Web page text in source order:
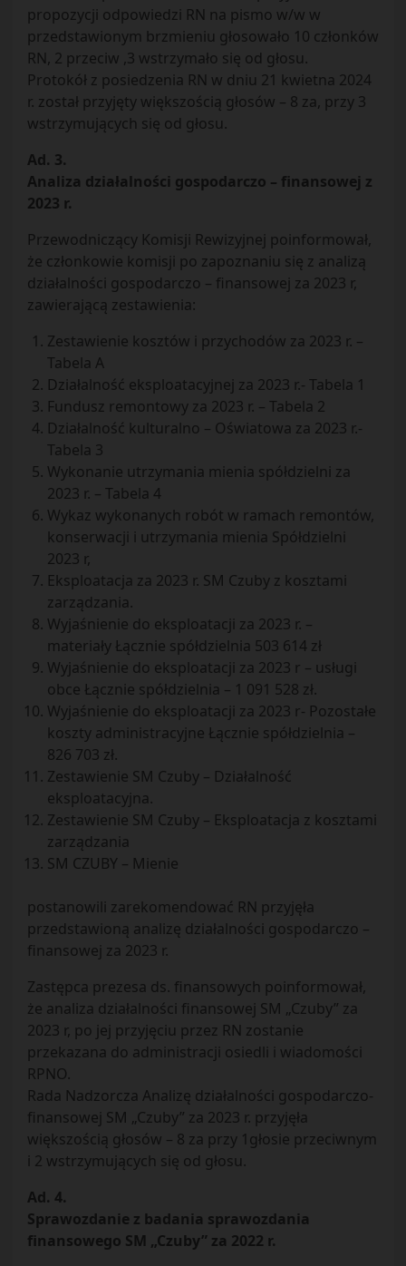
propozycji odpowiedzi RN na pismo w/w w
przedstawionym brzmieniu głosowało 10 członków
RN, 2 przeciw ,3 wstrzymało się od głosu.
Protokół z posiedzenia RN w dniu 21 kwietna 2024
r. został przyjęty większością głosów – 8 za, przy 3
wstrzymujących się od głosu.
Ad. 3.
Analiza działalności gospodarczo – finansowej z
2023 r.
Przewodniczący Komisji Rewizyjnej poinformował,
że członkowie komisji po zapoznaniu się z analizą
działalności gospodarczo – finansowej za 2023 r,
zawierającą zestawienia:
Zestawienie kosztów i przychodów za 2023 r. –
Tabela A
Działalność eksploatacyjnej za 2023 r.- Tabela 1
Fundusz remontowy za 2023 r. – Tabela 2
Działalność kulturalno – Oświatowa za 2023 r.-
Tabela 3
Wykonanie utrzymania mienia spółdzielni za
2023 r. – Tabela 4
Wykaz wykonanych robót w ramach remontów,
konserwacji i utrzymania mienia Spółdzielni
2023 r,
Eksploatacja za 2023 r. SM Czuby z kosztami
zarządzania.
Wyjaśnienie do eksploatacji za 2023 r. –
materiały Łącznie spółdzielnia 503 614 zł
Wyjaśnienie do eksploatacji za 2023 r – usługi
obce Łącznie spółdzielnia – 1 091 528 zł.
Wyjaśnienie do eksploatacji za 2023 r- Pozostałe
koszty administracyjne Łącznie spółdzielnia –
826 703 zł.
Zestawienie SM Czuby – Działalność
eksploatacyjna.
Zestawienie SM Czuby – Eksploatacja z kosztami
zarządzania
SM CZUBY – Mienie
postanowili zarekomendować RN przyjęła
przedstawioną analizę działalności gospodarczo –
finansowej za 2023 r.
Zastępca prezesa ds. finansowych poinformował,
że analiza działalności finansowej SM „Czuby” za
2023 r, po jej przyjęciu przez RN zostanie
przekazana do administracji osiedli i wiadomości
RPNO.
Rada Nadzorcza Analizę działalności gospodarczo-
finansowej SM „Czuby” za 2023 r. przyjęła
większością głosów – 8 za przy 1głosie przeciwnym
i 2 wstrzymujących się od głosu.
Ad. 4.
Sprawozdanie z badania sprawozdania
finansowego SM „Czuby” za 2022 r.